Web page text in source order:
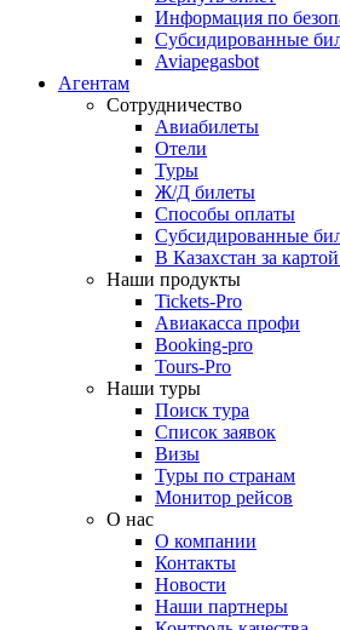
Информация по
Субсидированные
Aviapegasbot
Агентам
Сотрудничество
Авиабилеты
Отели
Туры
Ж/Д билеты
Способы оплаты
Субсидированные
В Казахстан за
Наши продукты
Tickets-Pro
Авиакасса профи
Booking-pro
Tours-Pro
Наши туры
Поиск тура
Список заявок
Визы
Туры по странам
Монитор рейсов
О нас
О компании
Контакты
Новости
Наши партнеры